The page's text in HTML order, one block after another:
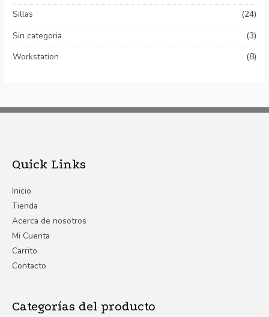
Sillas
(24)
Sin categoria
(3)
Workstation
(8)
Quick Links
Inicio
Tienda
Acerca de nosotros
Mi Cuenta
Carrito
Contacto
Categorías del producto